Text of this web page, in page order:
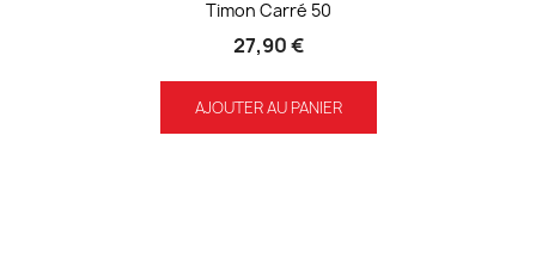
Timon Carré 50
27,90 €
AJOUTER AU PANIER